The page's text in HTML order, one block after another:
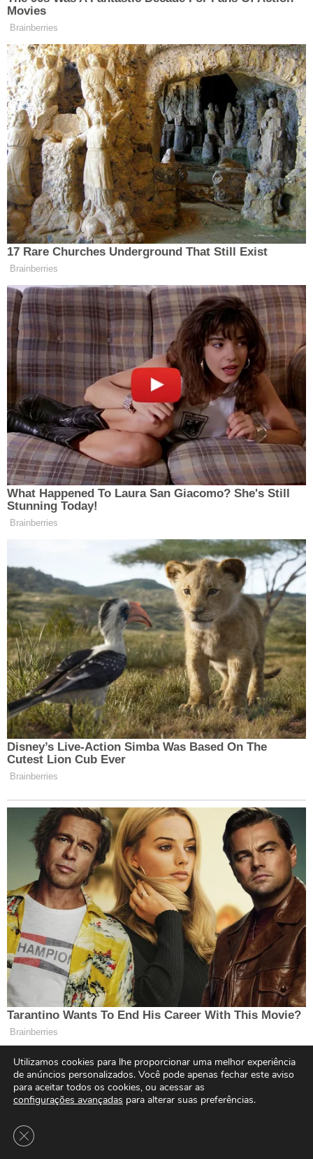
Utilizamos cookies para lhe proporcionar uma melhor experiência
de anúncios personalizados. Você pode apenas fechar este aviso
para aceitar todos os cookies, ou acessar as
configurações avançadas para alterar suas preferências.
Close GDPR Cookie Banner